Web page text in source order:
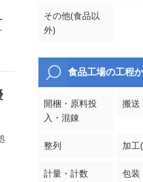
その他(食品以
外)
食品工場の工程
開梱・原料投
入・混錬
搬送
整列 加工
計量・計数
包装